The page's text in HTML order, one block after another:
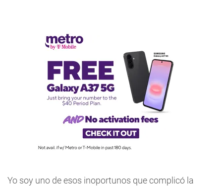
Yo soy uno de esos inoportunos que complicó la